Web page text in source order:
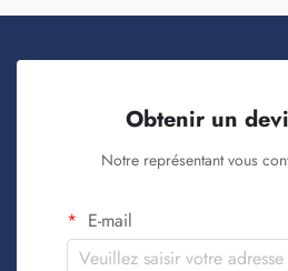
Obtenir un
Notre représentant vous
E-mail